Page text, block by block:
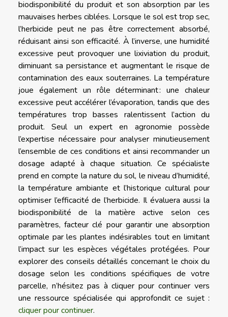
biodisponibilité du produit et son absorption par les
mauvaises herbes ciblées. Lorsque le sol est trop sec,
l’herbicide peut ne pas être correctement absorbé,
réduisant ainsi son efficacité. À l’inverse, une humidité
excessive peut provoquer une lixiviation du produit,
diminuant sa persistance et augmentant le risque de
contamination des eaux souterraines. La température
joue également un rôle déterminant : une chaleur
excessive peut accélérer l’évaporation, tandis que des
températures trop basses ralentissent l’action du
produit. Seul un expert en agronomie possède
l’expertise nécessaire pour analyser minutieusement
l’ensemble de ces conditions et ainsi recommander un
dosage adapté à chaque situation. Ce spécialiste
prend en compte la nature du sol, le niveau d’humidité,
la température ambiante et l’historique cultural pour
optimiser l’efficacité de l’herbicide. Il évaluera aussi la
biodisponibilité de la matière active selon ces
paramètres, facteur clé pour garantir une absorption
optimale par les plantes indésirables tout en limitant
l’impact sur les espèces végétales protégées. Pour
explorer des conseils détaillés concernant le choix du
dosage selon les conditions spécifiques de votre
parcelle, n’hésitez pas à cliquer pour continuer vers
une ressource spécialisée qui approfondit ce sujet :
cliquer pour continuer.